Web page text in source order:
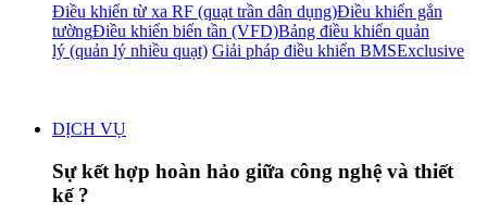
Điều khiển từ xa RF (quạt trần dân dụng)Điều khiển gắn
tườngĐiều khiển biến tần (VFD)Bảng điều khiển quản
lý (quản lý nhiều quạt) Giải pháp điều khiển BMSExclusive
DỊCH VỤ
Sự kết hợp hoàn hảo giữa công nghệ và thiết
kế ?